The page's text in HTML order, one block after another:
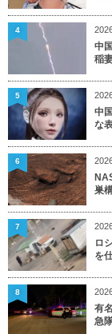
中
稲
4
中
な
5
巣
6
ロ
を
7
有
急
8